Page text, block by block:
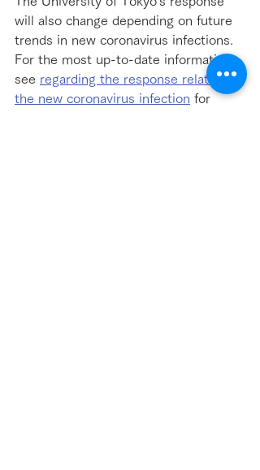
will also change depending on future
trends in new coronavirus infections.
For the most up-to-date information,
see regarding the response related to
the new coronavirus infection for